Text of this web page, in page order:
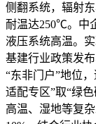
侧翻系统，辐射
耐温达250℃。中
液压系统高温。
基建行业政策发
“东非门户”地位
适配专区”取“绿
高温、湿地等复